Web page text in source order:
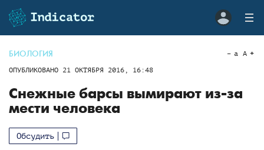
БИОЛОГИЯ
ОПУБЛИКОВАНО 21 ОКТЯБРЯ 2016, 16:48
a A
Снежные барсы вымирают из-за
мести человека
Обсудить